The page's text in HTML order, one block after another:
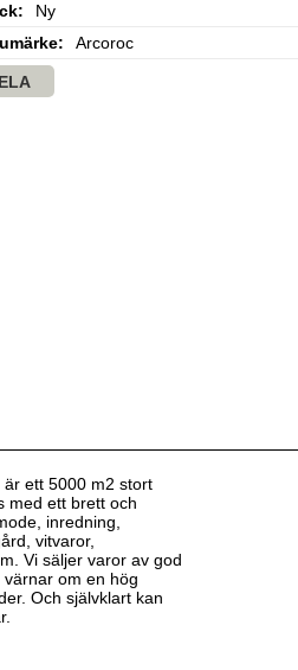
Ny
Arcoroc
ett 5000 m2 stort
med ett brett och
inredning,
vitvaror,
Vi säljer varor av god
om en hög
Och självklart kan